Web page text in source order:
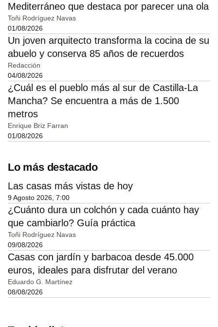
Mediterráneo que destaca por parecer una ola
Toñi Rodríguez Navas
01/08/2026
Un joven arquitecto transforma la cocina de su
abuelo y conserva 85 años de recuerdos
Redacción
04/08/2026
¿Cuál es el pueblo más al sur de Castilla-La
Mancha? Se encuentra a más de 1.500
metros
Enrique Briz Farran
01/08/2026
Lo más destacado
Las casas más vistas de hoy
9 Agosto 2026, 7:00
¿Cuánto dura un colchón y cada cuánto hay
que cambiarlo? Guía práctica
Toñi Rodríguez Navas
09/08/2026
Casas con jardín y barbacoa desde 45.000
euros, ideales para disfrutar del verano
Eduardo G. Martínez
08/08/2026